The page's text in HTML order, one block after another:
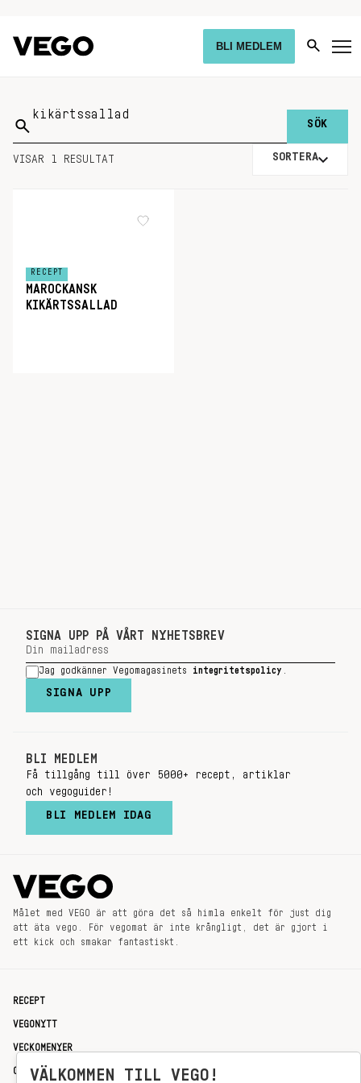
BLI MEDLEM
Sök
på:
VISAR 1 RESULTAT SORTERA
RECEPT
MAROCKANSK
KIKÄRTSSALLAD
SIGNA UPP PÅ VÅRT NYHETSBREV
Jag godkänner Vegomagasinets integritetspolicy
SIGNA UPP
BLI MEDLEM
Få tillgång till över 5000+ recept, artiklar
och vegoguider!
BLI MEDLEM IDAG
Målet med VEGO är att göra det så himla enkelt för just dig
att äta vego. För vegomat är inte krångligt, det är gjort i
ett kick och smakar fantastiskt.
RECEPT
VEGONYTT
VECKOMENYER
OM OSSVÄLKOMMEN TILL VEGO!